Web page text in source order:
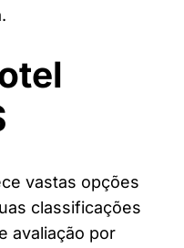
vastas opções
classificações
avaliação por